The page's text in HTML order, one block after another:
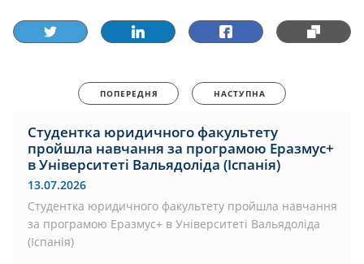
ПОПЕРЕДНЯ НАСТУПНА
Студентка юридичного факультету
пройшла навчання за програмою Еразмус+
в Університеті Вальядоліда (Іспанія)
13.07.2026
Студентка юридичного факультету пройшла навчання
за програмою Еразмус+ в Університеті Вальядоліда
(Іспанія)